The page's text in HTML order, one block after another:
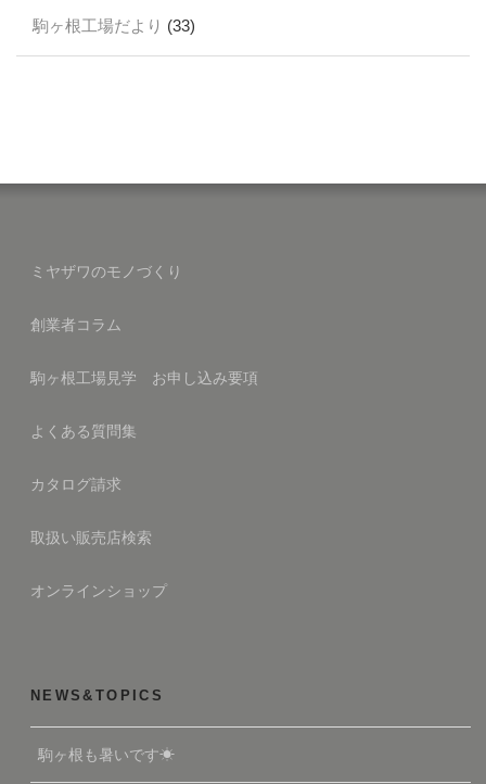
駒ヶ根工場だより (33)
ミヤザワのモノづくり
創業者コラム
駒ヶ根工場見学 お申し込み要項
よくある質問集
カタログ請求
取扱い販売店検索
オンラインショップ
NEWS&TOPICS
駒ヶ根も暑いです☀